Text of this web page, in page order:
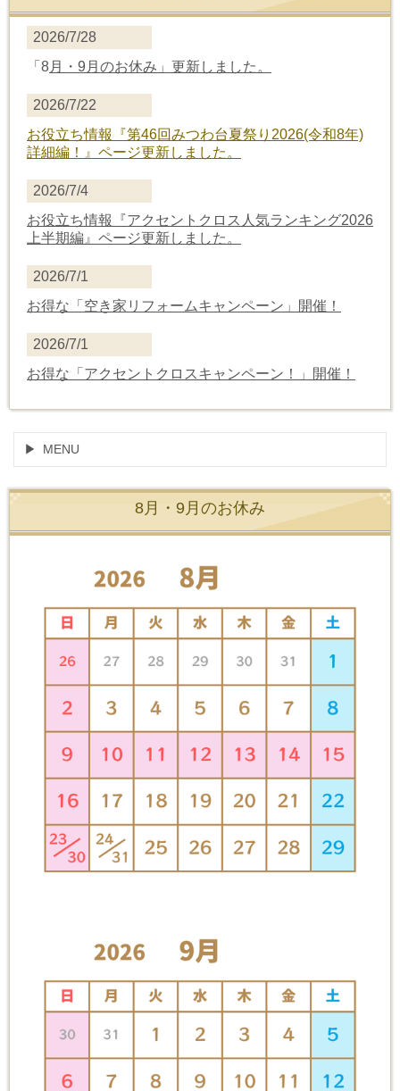
2026/7/28
「8月・9月のお休み」更新しました。
2026/7/22
お役立ち情報
『第46回みつわ台夏祭り2026(令和8年)
詳細編！』 ページ更新しました。
2026/7/4
お役立ち情報
『アクセントクロス人気ランキング2026
上半期編』 ページ更新しました。
2026/7/1
お得な「空き家リフォームキャンペーン」開催！
2026/7/1
お得な 「 アクセントクロスキャンペーン！ 」開催！
MENU
8月・9月のお休み